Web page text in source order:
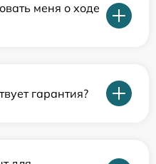
меня о ходе
гарантия?